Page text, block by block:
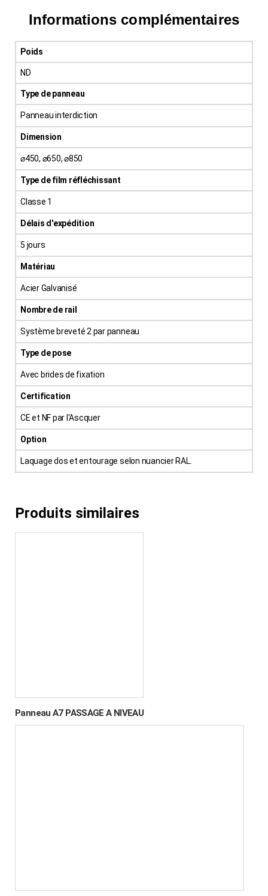
Informations complémentaires
Poids
ND
Type de panneau
Panneau interdiction
Dimension
⌀450, ⌀650, ⌀850
Type de film réfléchissant
Classe 1
Délais d'expédition
5 jours
Matériau
Acier Galvanisé
Nombre de rail
Système breveté 2 par panneau
Type de pose
Avec brides de fixation
Certification
CE et NF par l'Ascquer
Option
Laquage dos et entourage selon nuancier RAL.
Produits similaires
Panneau A7 PASSAGE A NIVEAU